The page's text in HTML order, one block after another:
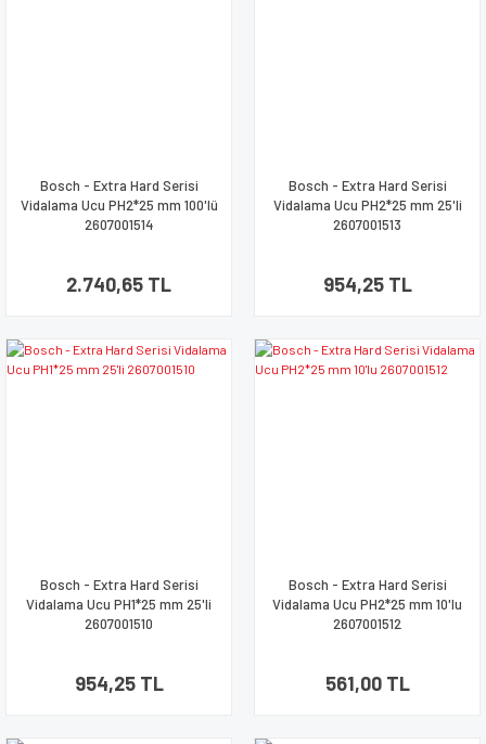
Bosch - Extra Hard Serisi
Vidalama Ucu PH2*25 mm 100'lü
2607001514
2.740,65 TL
Bosch - Extra Hard Serisi
Vidalama Ucu PH2*25 mm 25'li
2607001513
954,25 TL
Bosch - Extra Hard Serisi
Vidalama Ucu PH1*25 mm 25'li
2607001510
954,25 TL
Bosch - Extra Hard Serisi
Vidalama Ucu PH2*25 mm 10'lu
2607001512
561,00 TL